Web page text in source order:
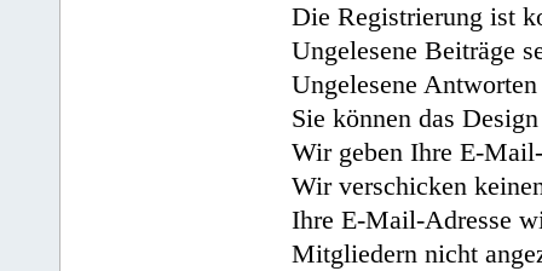
Die Registrierung ist
Ungelesene Beiträge
Ungelesene
Sie können das
Wir geben Ihre E-
Wir verschicken
Ihre E-Mail-Adresse
Mitgliedern nicht